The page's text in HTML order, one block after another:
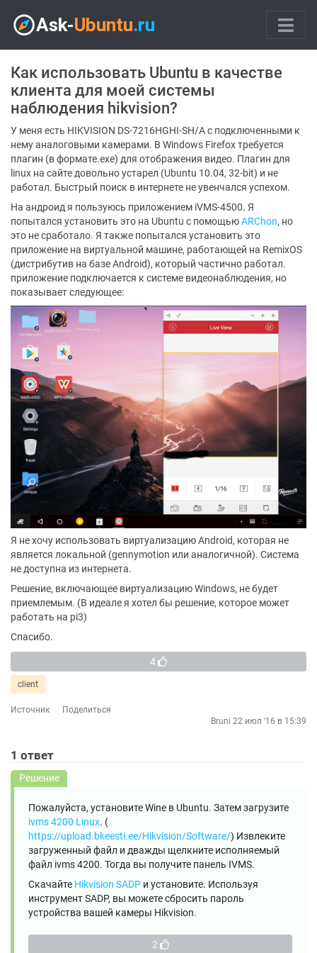
Как использовать Ubuntu в качестве
клиента для моей системы
наблюдения hikvision?
У меня есть HIKVISION DS-7216HGHI-SH/A с подключенными к
нему аналоговыми камерами. В Windows Firefox требуется
плагин (в формате.exe) для отображения видео. Плагин для
linux на сайте довольно устарел (Ubuntu 10.04, 32-bit) и не
работал. Быстрый поиск в интернете не увенчался успехом.
На андроид я пользуюсь приложением iVMS-4500. Я
попытался установить это на Ubuntu с помощьюARChon, но
это не сработало. Я также попытался установить это
приложение на виртуальной машине, работающей на RemixOS
(дистрибутив на базе Android), который частично работал.
приложение подключается к системе видеонаблюдения, но
показывает следующее:
Я не хочу использовать виртуализацию Android, которая не
является локальной (gennymotion или аналогичной). Система
не доступна из интернета.
Решение, включающее виртуализацию Windows, не будет
приемлемым. (В идеале я хотел бы решение, которое может
работать на pi3)
Спасибо.
4
client
Источник
Поделиться
Bruni 22 июл '16 в 15:39
1 ответ
Решение
Пожалуйста, установите Wine в Ubuntu. Затем загрузите
ivms 4200 Linux. (
https://upload.bkeesti.ee/Hikvision/Software/) Извлеките
загруженный файл и дважды щелкните исполняемый
файл ivms 4200. Тогда вы получите панель IVMS.
Скачайте Hikvision SADP и установите. Используя
инструмент SADP, вы можете сбросить пароль
устройства вашей камеры Hikvision.
2